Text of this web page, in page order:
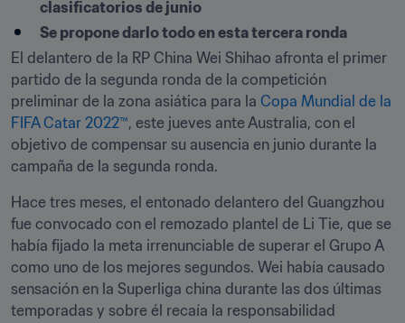
clasificatorios de junio
Se propone darlo todo en esta tercera ronda
El delantero de la RP China Wei Shihao afronta el primer
partido de la segunda ronda de la competición
preliminar de la zona asiática para la Copa Mundial de la
FIFA Catar 2022™, este jueves ante Australia, con el
objetivo de compensar su ausencia en junio durante la
campaña de la segunda ronda.
Hace tres meses, el entonado delantero del Guangzhou
fue convocado con el remozado plantel de Li Tie, que se
había fijado la meta irrenunciable de superar el Grupo A
como uno de los mejores segundos. Wei había causado
sensación en la Superliga china durante las dos últimas
temporadas y sobre él recaía la responsabilidad